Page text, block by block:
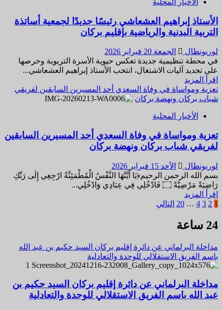
والقدس
بركان…
حين
الإنسانية
بالوفاء
خارج
مسجد
القدس
الأخبار المحلية
الأستاذ إبراهيم العشعاشي رئيسًا جديدًا لجمعية أساتذة
التربية البدنية والرياضية بإقليم بركان
لوريونطال
الجمعة 20 فبراير 2026
في محطة تنظيمية جديدة تعكس حيوية الأسرة التربوية وحرصها
على تجديد آليات الاشتغال، انتخب الأستاذ إبراهيم العشعاشي...
اقرأ المزيد
المزيد
عن
إبراهيم
رئيسًا
جديدًا
أساتذة
التربية
البدنية
بإقليم
تعزية ومواساة في وفاة السعدي أحد المسيرين السابقين لفريقي
شباب بركان ونهضة بركان
الأخبار المحلية
تعزية ومواساة في وفاة السعدي أحد المسيرين السابقين
لفريقي شباب بركان ونهضة بركان
لوريونطال
الأحد 15 فبراير 2026
بسم الله الرحمن الرحيم﴿يَا أَيَّتُهَا النَّفْسُ الْمُطْمَئِنَّةُ ارْجِعِي إِلَى رَبِّكِ
رَاضِيَةً مَرْضِيَّةً ۝ فَادْخُلِي فِي عِبَادِي وَادْخُلِي...
اقرأ المزيد
المزيد
تعزية
ومواساة
وفاة
السعدي
أحد
المسيرين
السابقين
لفريقي
تصفّح
المقالات
1
2
3
4
…
20 التالي
24 ساعة
مداخلة البرلماني عن دائرة إقليم بركان السيد حكيم بن عبد الله
باسم الفريق الاستقلالي للوحدة والتعادلية
1
مداخلة البرلماني عن دائرة إقليم بركان السيد حكيم بن
عبد الله باسم الفريق الاستقلالي للوحدة والتعادلية